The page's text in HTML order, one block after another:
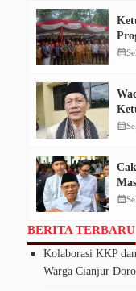
calendar_month
calendar_month
calendar_month
BERITA TERBARU
Kolaborasi KKP
Warga Cianjur